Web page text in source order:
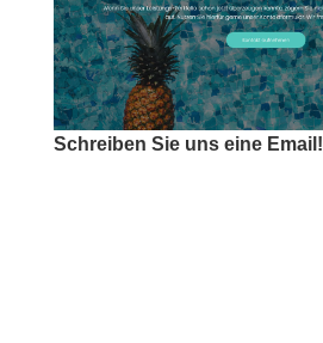
Schreiben Sie uns eine Email!